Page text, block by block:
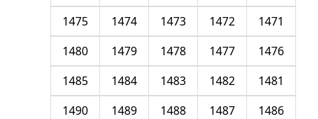
1471
1472
1473
1474
1475
1476
1477
1478
1479
1480
1481
1482
1483
1484
1485
1486
1487
1488
1489
1490